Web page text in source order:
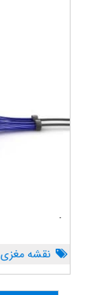
.
نقشه مغزی